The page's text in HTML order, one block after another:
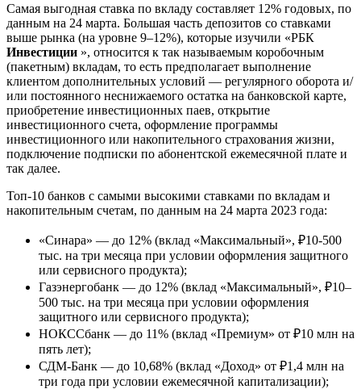
Самая выгодная ставка по вкладу составляет 12% годовых, по
данным на 24 марта. Большая часть депозитов со ставками
выше рынка (на уровне 9–12%), которые изучили «РБК
Инвестиции », относится к так называемым коробочным
(пакетным) вкладам, то есть предполагает выполнение
клиентом дополнительных условий — регулярного оборота и/
или постоянного неснижаемого остатка на банковской карте,
приобретение инвестиционных паев, открытие
инвестиционного счета, оформление программы
инвестиционного или накопительного страхования жизни,
подключение подписки по абонентской ежемесячной плате и
так далее.
Топ-10 банков с самыми высокими ставками по вкладам и
накопительным счетам, по данным на 24 марта 2023 года:
«Синара» — до 12% (вклад «Максимальный», ₽10-500
тыс. на три месяца при условии оформления защитного
или сервисного продукта);
Газэнергобанк — до 12% (вклад «Максимальный», ₽10–
500 тыс. на три месяца при условии оформления
защитного или сервисного продукта);
НОКССбанк — до 11% (вклад «Премиум» от ₽10 млн на
пять лет);
СДМ-Банк — до 10,68% (вклад «Доход» от ₽1,4 млн на
три года при условии ежемесячной капитализации);